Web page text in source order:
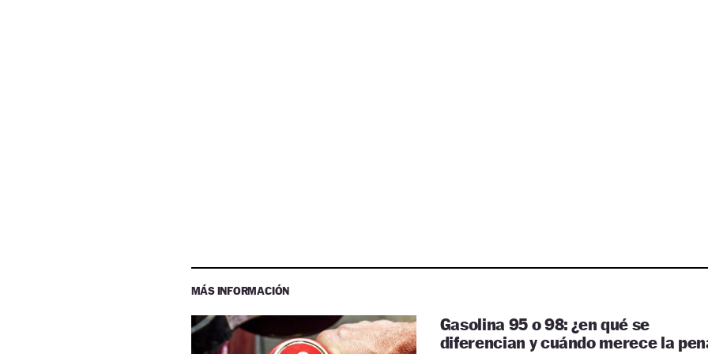
MÁS INFORMACIÓN
Gasolina 95 o 98: ¿en qué se
diferencian y cuándo merece la